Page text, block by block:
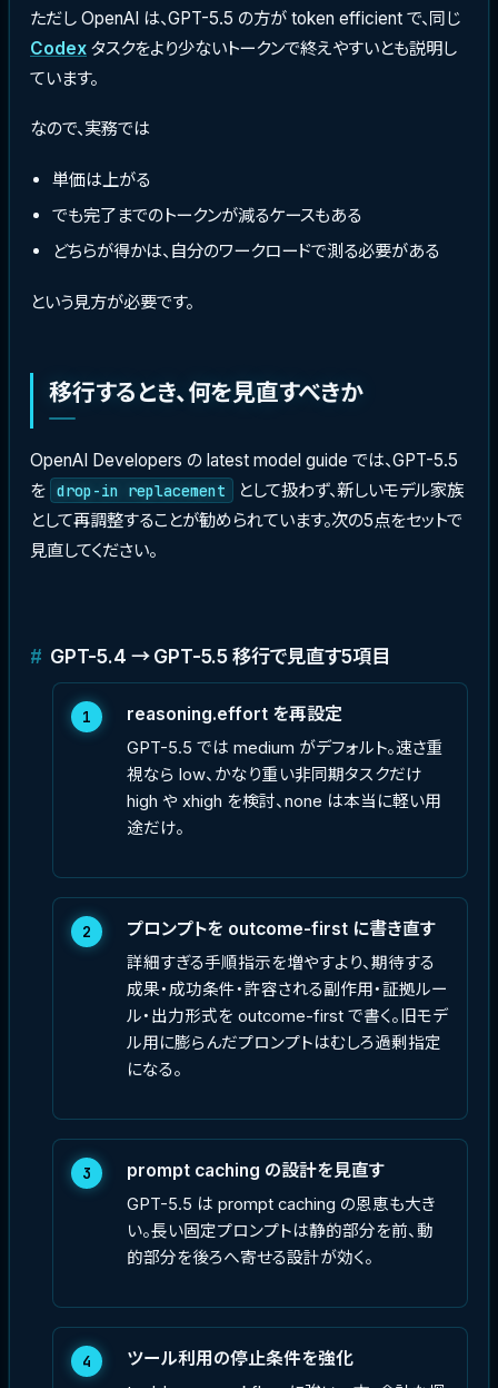
ただし OpenAI は、GPT-5.5 の方が token efficient で、同じ
Codex タスクをより少ないトークンで終えやすいとも説明し
ています。
なので、実務では
単価は上がる
でも完了までのトークンが減るケースもある
どちらが得かは、自分のワークロードで測る必要がある
という見方が必要です。
移行するとき、何を見直すべきか
OpenAI Developers の latest model guide では、GPT-5.5
を drop-in replacement
として扱わず、新しいモデル家族
として再調整することが勧められています。次の5点をセットで
見直してください。
GPT-5.4 → GPT-5.5 移行で見直す5項目
1 reasoning.effort を再設定
GPT-5.5 では medium がデフォルト。速さ重
視なら low、かなり重い非同期タスクだけ
high や xhigh を検討、none は本当に軽い用
途だけ。
2 プロンプトを outcome-first に書き直す
詳細すぎる手順指示を増やすより、期待する
成果・成功条件・許容される副作用・証拠ルー
ル・出力形式を outcome-first で書く。旧モデ
ル用に膨らんだプロンプトはむしろ過剰指定
になる。
3 prompt caching の設計を見直す
GPT-5.5 は prompt caching の恩恵も大き
い。長い固定プロンプトは静的部分を前、動
的部分を後ろへ寄せる設計が効く。
4 ツール利用の停止条件を強化